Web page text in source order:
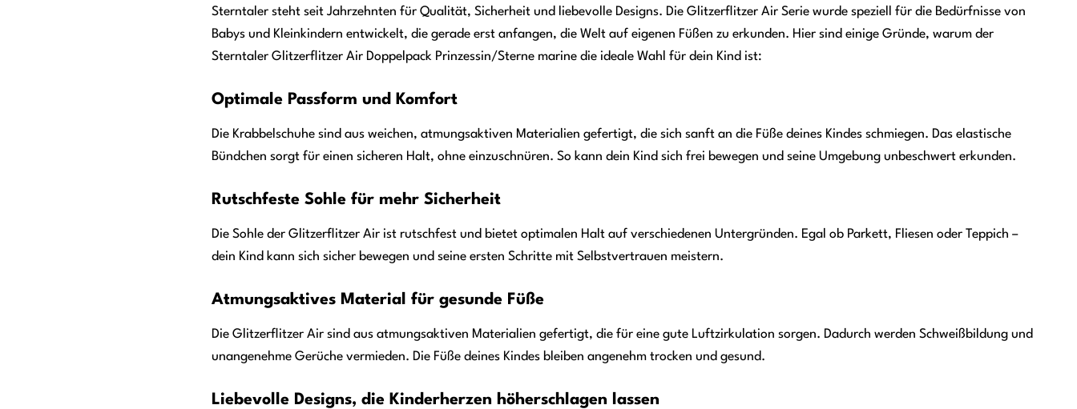
Sterntaler steht seit Jahrzehnten für Qualität, Sicherheit und liebevolle Designs. Die Glitzerflitzer Air Serie wurde speziell für die Bedürfnisse von
Babys und Kleinkindern entwickelt, die gerade erst anfangen, die Welt auf eigenen Füßen zu erkunden. Hier sind einige Gründe, warum der
Sterntaler Glitzerflitzer Air Doppelpack Prinzessin/Sterne marine die ideale Wahl für dein Kind ist:
Optimale Passform und Komfort
Die Krabbelschuhe sind aus weichen, atmungsaktiven Materialien gefertigt, die sich sanft an die Füße deines Kindes schmiegen. Das elastische
Bündchen sorgt für einen sicheren Halt, ohne einzuschnüren. So kann dein Kind sich frei bewegen und seine Umgebung unbeschwert erkunden.
Rutschfeste Sohle für mehr Sicherheit
Die Sohle der Glitzerflitzer Air ist rutschfest und bietet optimalen Halt auf verschiedenen Untergründen. Egal ob Parkett, Fliesen oder Teppich –
dein Kind kann sich sicher bewegen und seine ersten Schritte mit Selbstvertrauen meistern.
Atmungsaktives Material für gesunde Füße
Die Glitzerflitzer Air sind aus atmungsaktiven Materialien gefertigt, die für eine gute Luftzirkulation sorgen. Dadurch werden Schweißbildung und
unangenehme Gerüche vermieden. Die Füße deines Kindes bleiben angenehm trocken und gesund.
Liebevolle Designs, die Kinderherzen höherschlagen lassen